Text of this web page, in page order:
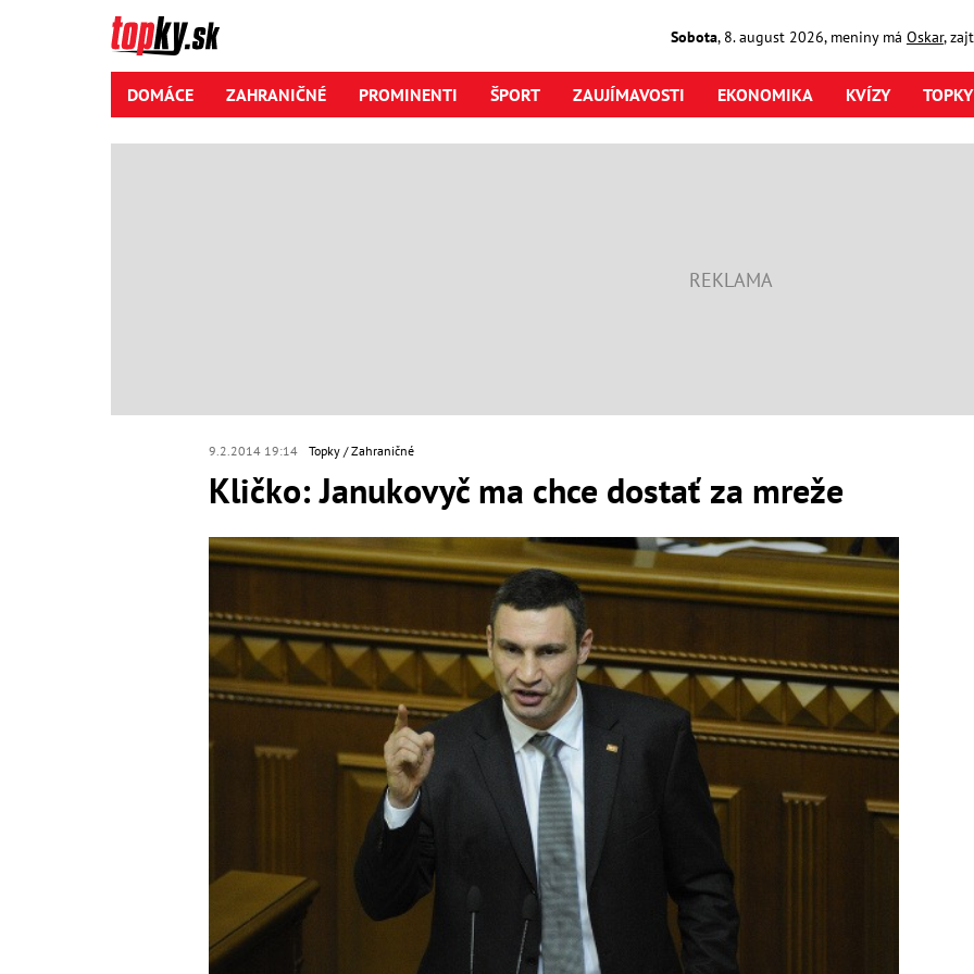
Sobota, 8. august2026, meniny má Oskar,
DOMÁCE ZAHRANIČNÉ PROMINENTI ŠPORT ZAUJÍMAVOSTI EKONOMIKA KVÍZY
9.2.2014 19:14 Topky Zahraničné
Kličko: Janukovyč ma chce dostať za mreže